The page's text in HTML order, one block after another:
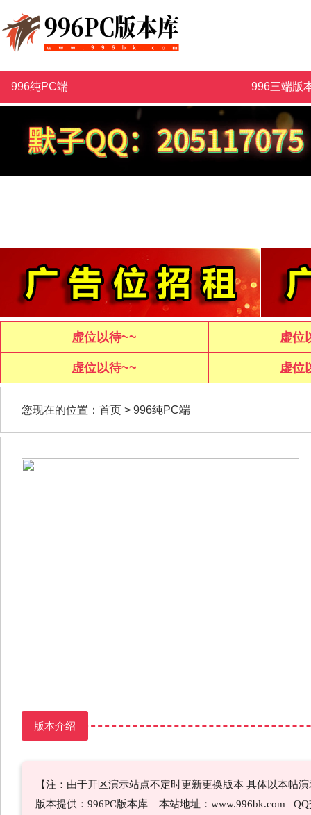
996纯PC端 996三端版
虚位以待~~ 虚位
虚位以待~~ 虚位
您现在的位置： 首页 > 996纯PC端
版本介绍
【注：由于开区演示站点不定时更新更换版本 具体以本帖
版本提供：996PC版本库 本站地址：www.996bk.com